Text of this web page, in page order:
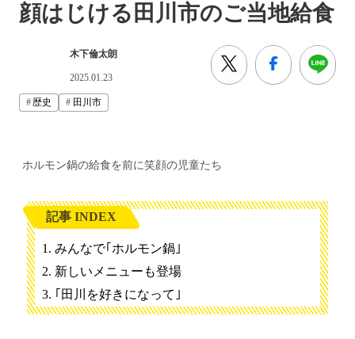
顔はじける田川市のご当地給食
木下倫太朗
2025.01.23
歴史 田川市
ホルモン鍋の給食を前に笑顔の児童たち
記事 INDEX
みんなで｢ホルモン鍋｣
新しいメニューも登場
｢田川を好きになって｣